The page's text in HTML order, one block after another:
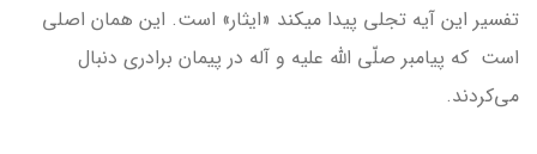
تفسیر این آیه تجلی پیدا می­کند «ایثار» است. این همان اصلی
است که پیامبر صلّی الله علیه و آله در پیمان برادری دنبال
می‌کردند.